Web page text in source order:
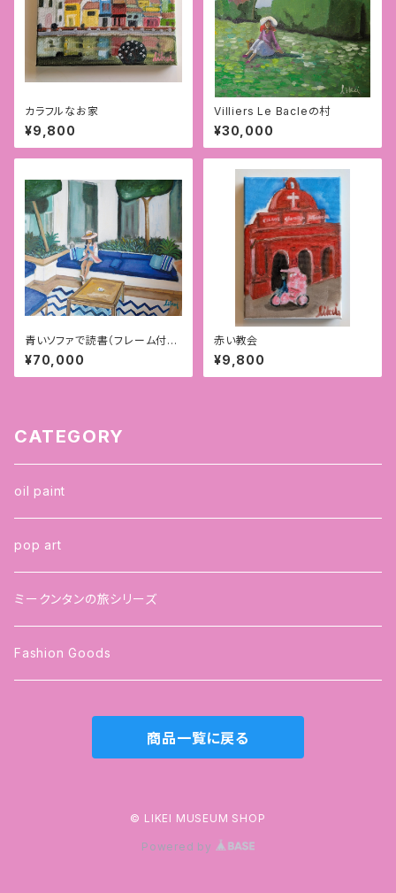
カラフルなお家
¥9,800
Villiers Le Bacleの村
¥30,000
青いソファで読書（フレーム付）F
10号
¥70,000
赤い教会
¥9,800
CATEGORY
oil paint
pop art
ミークンタンの旅シリーズ
Fashion Goods
商品一覧に戻る
© LIKEI MUSEUM SHOP
Powered by